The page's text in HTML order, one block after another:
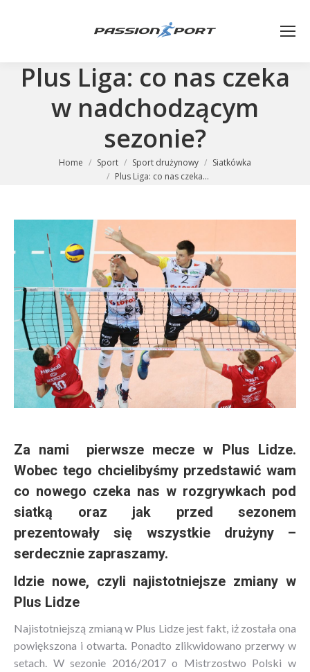
Plus Liga: co nas czeka
w nadchodzącym
sezonie?
You are here:
Home Sport Sport drużynowy
Siatkówka
Plus Liga: co nas czeka…
Za nami pierwsze mecze w Plus Lidze.
Wobec tego chcielibyśmy przedstawić wam
co nowego czeka nas w rozgrywkach pod
siatką oraz jak przed sezonem
prezentowały się wszystkie drużyny –
serdecznie zapraszamy.
Idzie nowe, czyli najistotniejsze zmiany w
Plus Lidze
Najistotniejszą zmianą w Plus Lidze jest fakt, iż została ona
powiększona i otwarta. Ponadto zlikwidowano przerwy w
setach. W sezonie 2016/2017 o Mistrzostwo Polski w